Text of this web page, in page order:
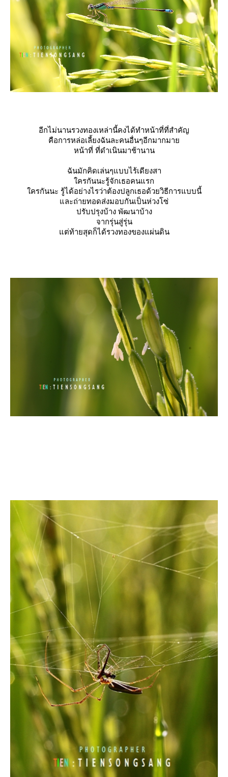
อีกไม่นานรวงทองเหล่านี้คงได้ทำหน้าที่ที่สำคัญ
คือการหล่อเลี้ยงฉันละคนอื่นๆอีกมากมา
หน้าที่ ที่ดำเนินมาช้านาน
ฉันมักคิดเล่นๆแบบไร้เดียงสา
ครกันนะรู้จักเธอคนแรก
ครกันนะ รู้ได้อย่างไรว่าต้องปลูกเธอด้วยวิธีการแบบนี้
ละถ่ายทอดส่งมอบกันเป็นห่วงโซ่
ปรับปรุงบ้าง พัฒนาบ้าง
จากรุ่นสู่รุ่น
ต่ท้ายสุดก็ได้รวงทองของแผ่นดิน